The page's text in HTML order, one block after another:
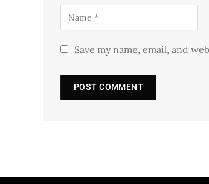
Save my name, email, and